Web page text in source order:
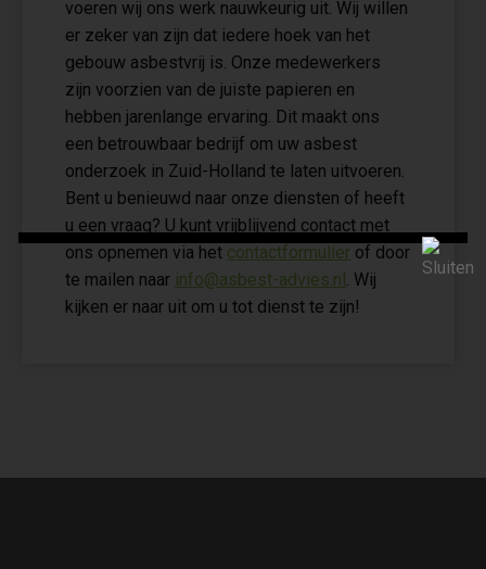
voeren wij ons werk nauwkeurig uit. Wij willen
er zeker van zijn dat iedere hoek van het
gebouw asbestvrij is. Onze medewerkers
zijn voorzien van de juiste papieren en
hebben jarenlange ervaring. Dit maakt ons
een betrouwbaar bedrijf om uw asbest
onderzoek in Zuid-Holland te laten uitvoeren.
Bent u benieuwd naar onze diensten of heeft
u een vraag? U kunt vrijblijvend contact met
ons opnemen via het contactformulier of door
te mailen naar info@asbest-advies.nl. Wij
kijken er naar uit om u tot dienst te zijn!